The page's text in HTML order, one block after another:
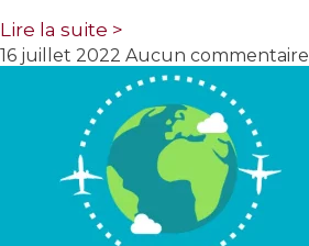
Lire la suite >
16 juillet 2022 Aucun commentaire